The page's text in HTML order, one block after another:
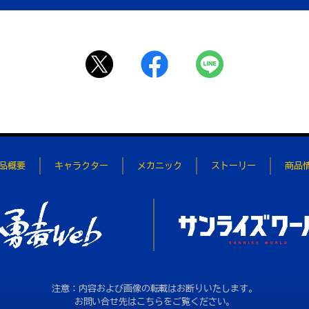
概要 キャラクター メカニック ストーリー 商品
注意：内容および画像の転載はお断りいたします。
お問い合せ先はこちらをご覧ください。